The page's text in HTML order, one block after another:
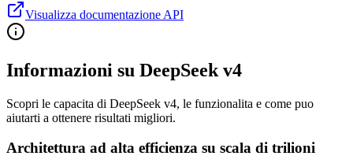
Visualizza documentazione API
Informazioni su DeepSeek v4
Scopri le capacita di DeepSeek v4, le funzionalita e come puo
aiutarti a ottenere risultati migliori.
Architettura ad alta efficienza su scala di trilioni